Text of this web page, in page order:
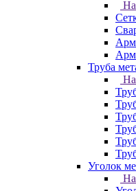
Труба
Уголок